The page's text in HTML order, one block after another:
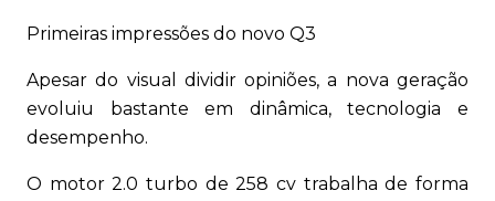
Primeiras impressões do novo Q3
Apesar do visual dividir opiniões, a nova geração
evoluiu bastante em dinâmica, tecnologia e
desempenho.
O motor 2.0 turbo de 258 cv trabalha de forma